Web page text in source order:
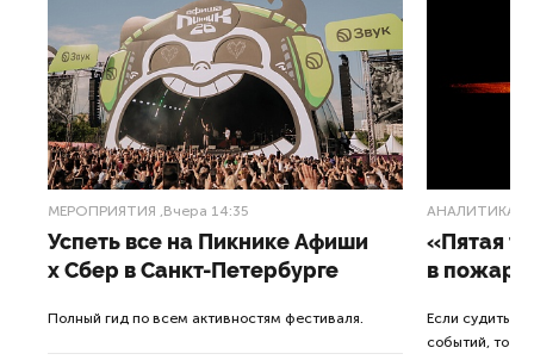
МЕРОПРИЯТИЯ ,Вчера 14:35
Успеть все на Пикнике Афиши
x Сбер в Санкт-Петербурге
Полный гид по всем активностям фестиваля.
АНАЛИТИКА
«Пятая
в
Если судить
событий, то